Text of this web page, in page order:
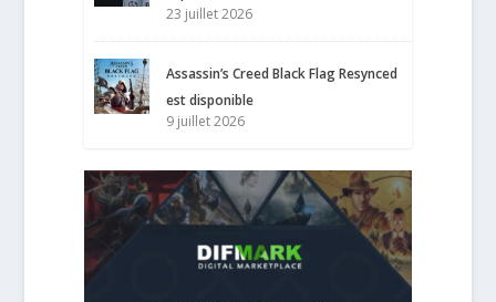
23 juillet 2026
Assassin’s Creed Black Flag Resynced
est disponible
9 juillet 2026